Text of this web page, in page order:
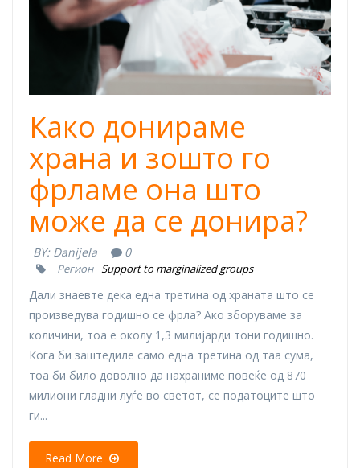
Како донираме
храна и зошто го
фрламе она што
може да се донира?
BY: Danijela 0
Регион Support to marginalized groups
Дали знаевте дека една третина од храната што се
произведува годишно се фрла? Ако зборуваме за
количини, тоа е околу 1,3 милијарди тони годишно.
Кога би заштедиле само една третина од таа сума,
тоа би било доволно да нахраниме повеќе од 870
милиони гладни луѓе во светот, се податоците што
ги...
Read More